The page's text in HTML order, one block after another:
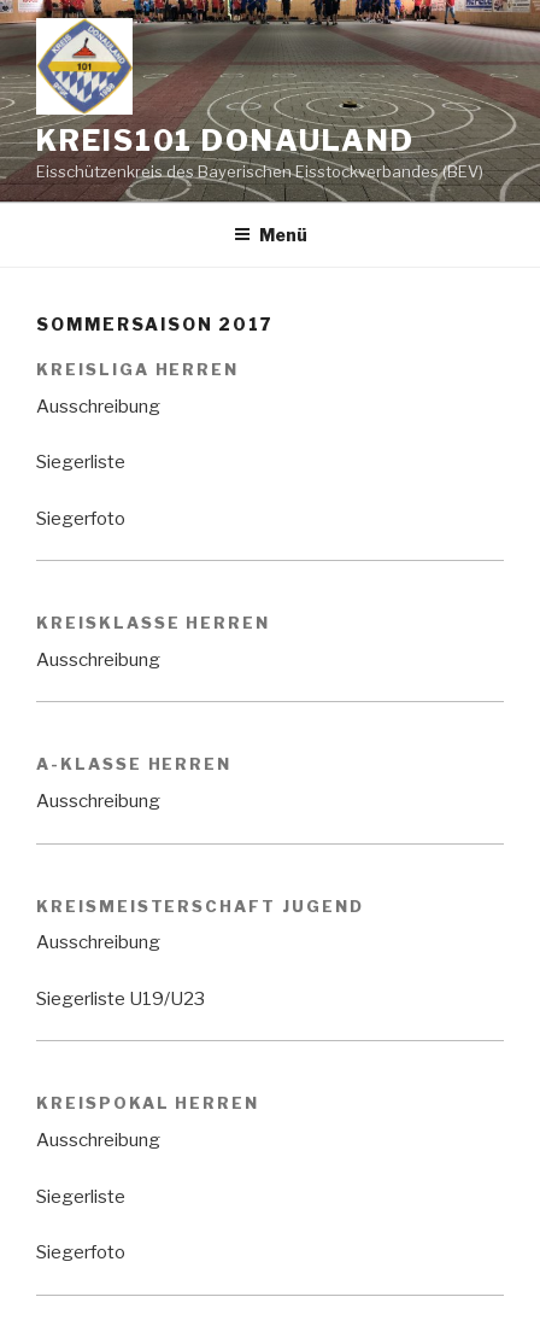
Zum
Inhalt
springen
KREIS101 DONAULAND
Eisschützenkreis des Bayerischen Eisstockverbandes (BEV)
Menü
SOMMERSAISON 2017
KREISLIGA HERREN
Ausschreibung
Siegerliste
Siegerfoto
KREISKLASSE HERREN
Ausschreibung
A-KLASSE HERREN
Ausschreibung
KREISMEISTERSCHAFT JUGEND
Ausschreibung
Siegerliste U19/U23
KREISPOKAL HERREN
Ausschreibung
Siegerliste
Siegerfoto